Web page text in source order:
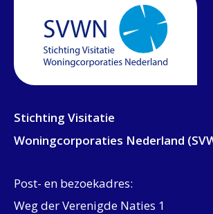
Stichting Visitatie
Woningcorporaties Nederland
Post- en bezoekadres:
Weg der Verenigde Naties 1